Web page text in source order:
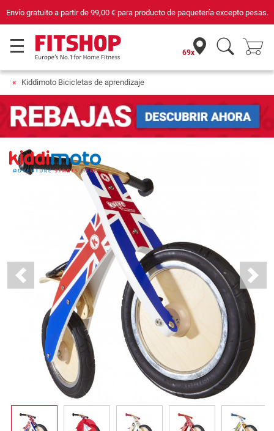
Envío gratuito a partir de 99,00 €para producto de paquetería excepto pesas.
69x
Kiddimoto Bicicletas de aprendizaje
Previous Next